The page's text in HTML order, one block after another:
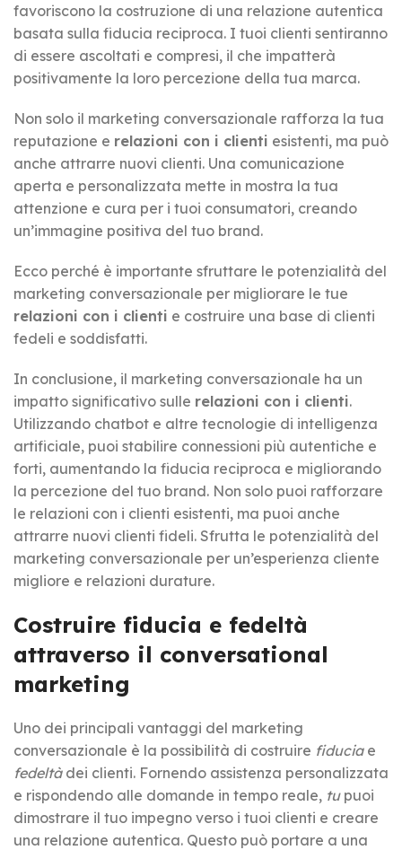
favoriscono la costruzione di una relazione autentica
basata sulla fiducia reciproca. I tuoi clienti sentiranno
di essere ascoltati e compresi, il che impatterà
positivamente la loro percezione della tua marca.
Non solo il marketing conversazionale rafforza la tua
reputazione e relazioni con i clienti esistenti, ma può
anche attrarre nuovi clienti. Una comunicazione
aperta e personalizzata mette in mostra la tua
attenzione e cura per i tuoi consumatori, creando
un’immagine positiva del tuo brand.
Ecco perché è importante sfruttare le potenzialità del
marketing conversazionale per migliorare le tue
relazioni con i clienti e costruire una base di clienti
fedeli e soddisfatti.
In conclusione, il marketing conversazionale ha un
impatto significativo sulle relazioni con i clienti.
Utilizzando chatbot e altre tecnologie di intelligenza
artificiale, puoi stabilire connessioni più autentiche e
forti, aumentando la fiducia reciproca e migliorando
la percezione del tuo brand. Non solo puoi rafforzare
le relazioni con i clienti esistenti, ma puoi anche
attrarre nuovi clienti fideli. Sfrutta le potenzialità del
marketing conversazionale per un’esperienza cliente
migliore e relazioni durature.
Costruire fiducia e fedeltà
attraverso il conversational
marketing
Uno dei principali vantaggi del marketing
conversazionale è la possibilità di costruire fiduciae
fedeltàdei clienti. Fornendo assistenza personalizzata
e rispondendo alle domande in tempo reale, tupuoi
dimostrare il tuo impegno verso i tuoi clienti e creare
una relazione autentica. Questo può portare a una